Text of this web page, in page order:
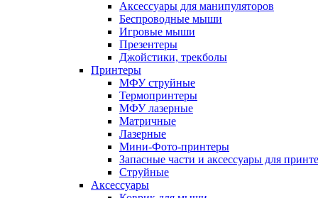
Аксессуары для манипуляторов
Беспроводные мыши
Игровые мыши
Презентеры
Джойстики, трекболы
Принтеры
МФУ струйные
Термопринтеры
МФУ лазерные
Матричные
Лазерные
Мини-Фото-принтеры
Запасные части и аксессуары для
Струйные
Аксессуары